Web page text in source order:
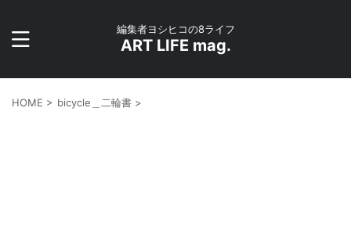
編集者ヨシヒコの8ライフ
ART LIFE mag.
HOME > bicycle＿二輪書 >